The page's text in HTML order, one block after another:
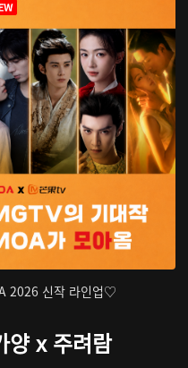
2026 신작 라인업♡
양 x 주려람